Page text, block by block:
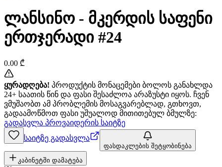
ლანსინო - მკერდის საფენი
ერთჯერადი #24
0.00 ₾
ყურადღება! პროდუქტის მონაცემები ბოლოს განახლდა
24+ საათის წინ და ფასი შესაძლოა არაზუსტი იყოს. ჩვენ
ვმუშაობთ ამ პრობლემის მოსაგვარებლად, გთხოვთ,
გადაამოწმოთ ფასი უშუალოდ მითითებულ ბმულზე:
გადასვლა პროვაიდერის საიტზე
საიტზე გადასვლა
ფასდაკლების შეტყობინება
კაბინეტში დამატება